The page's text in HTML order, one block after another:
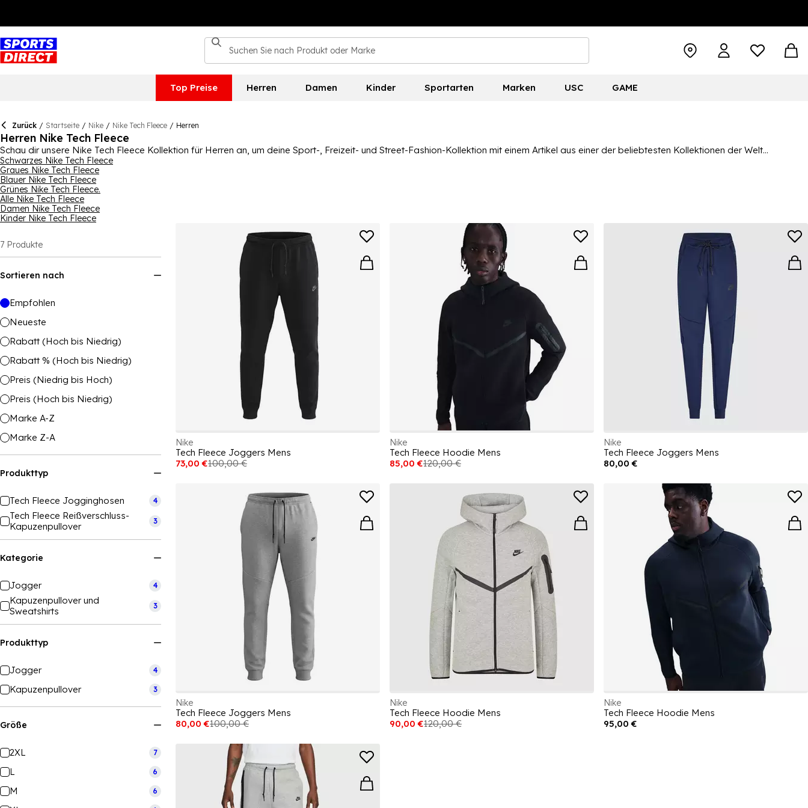
Top Preise Herren Damen Kinder Sportarten Marken USC GAME
Zurück / Startseite / Nike / Nike Tech Fleece / Herren
Herren Nike Tech Fleece
Schau dir unsere Nike Tech Fleece Kollektion für Herren an, um deine Sport-, Freizeit- und Street-Fashion-Kollektion mit einem Artikel aus einer der beliebtesten Kollektionen der Welt
aufzuwerten. Wir haben eine gute Auswahl an Nike Tech Fleece für Herren, einschließlich Trainingsanzügen, Hoodies, Jogginghosen und Sweatshirts, die alle gefragtesten Produkte aus der
Kollektion abdecken. Stelle sicher, dass du verschiedene Farben durchstöberst, um das ideale Tech Fleece für Herren für deine Bedürfnisse zu finden. Für die gesamte Kollektion, shoppe
Nikefür Herren, Damen und Kinder.
Schwarzes Nike Tech Fleece
Graues Nike Tech Fleece
Blauer Nike Tech Fleece
Grünes Nike Tech Fleece.
Alle Nike Tech Fleece
Damen Nike Tech Fleece
Kinder Nike Tech Fleece
7 Produkte
Sortieren nach
Empfohlen
Neueste
Rabatt (Hoch bis Niedrig)
Rabatt % (Hoch bis Niedrig)
Preis (Niedrig bis Hoch)
Preis (Hoch bis Niedrig)
Marke A-Z
Marke Z-A
Produkttyp
Tech Fleece Jogginghosen 4
Tech Fleece Reißverschluss-
Kapuzenpullover
3
Kategorie
Jogger 4
Kapuzenpullover und
Sweatshirts
3
Produkttyp
Jogger 4
Kapuzenpullover 3
Größe
2XL 7
L 6
M 6
Nike
Tech Fleece Joggers Mens
73,00 €100,00 €
Nike
Tech Fleece Hoodie Mens
85,00 €120,00 €
Nike
Tech Fleece Joggers Mens
80,00 €
Nike
Tech Fleece Joggers Mens
80,00 €100,00 €
Nike
Tech Fleece Hoodie Mens
90,00 €120,00 €
Nike
Tech Fleece Hoodie Mens
95,00 €